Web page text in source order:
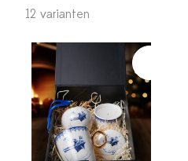
12 varianten